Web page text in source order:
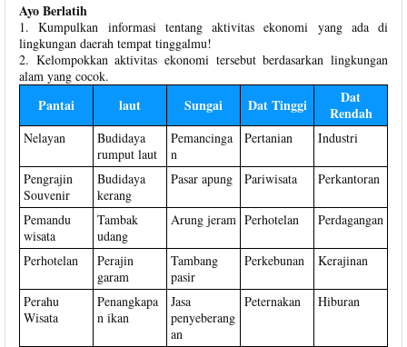
Ayo Berlatih
1. Kumpulkan informasi tentang aktivitas ekonomi yang ada di
lingkungan daerah tempat tinggalmu!
2. Kelompokkan aktivitas ekonomi tersebut berdasarkan lingkungan
alam yang cocok.
Pantai laut Sungai Dat Tinggi
Dat
Rendah
Nelayan
Budidaya
rumput laut
Pemancinga
n
Pertanian Industri
Pengrajin
Souvenir
Budidaya
kerang
Pasar apung Pariwisata Perkantoran
Pemandu
wisata
Tambak
udang
Arung jeram Perhotelan Perdagangan
Perhotelan
Perajin
garam
Tambang
pasir
Perkebunan Kerajinan
Perahu
Wisata
Penangkapa
n ikan
Jasa
penyeberang
an
Peternakan Hiburan